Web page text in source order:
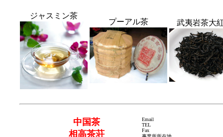
ジャスミン茶
プーアル茶 武夷岩茶大
中国茶
相高茶荘
Email
TEL
Fax